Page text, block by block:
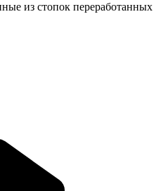
из стопок переработанных